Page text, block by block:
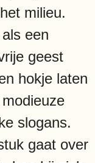
milieu.
een
geest
hokje laten
slogans.
gaat over